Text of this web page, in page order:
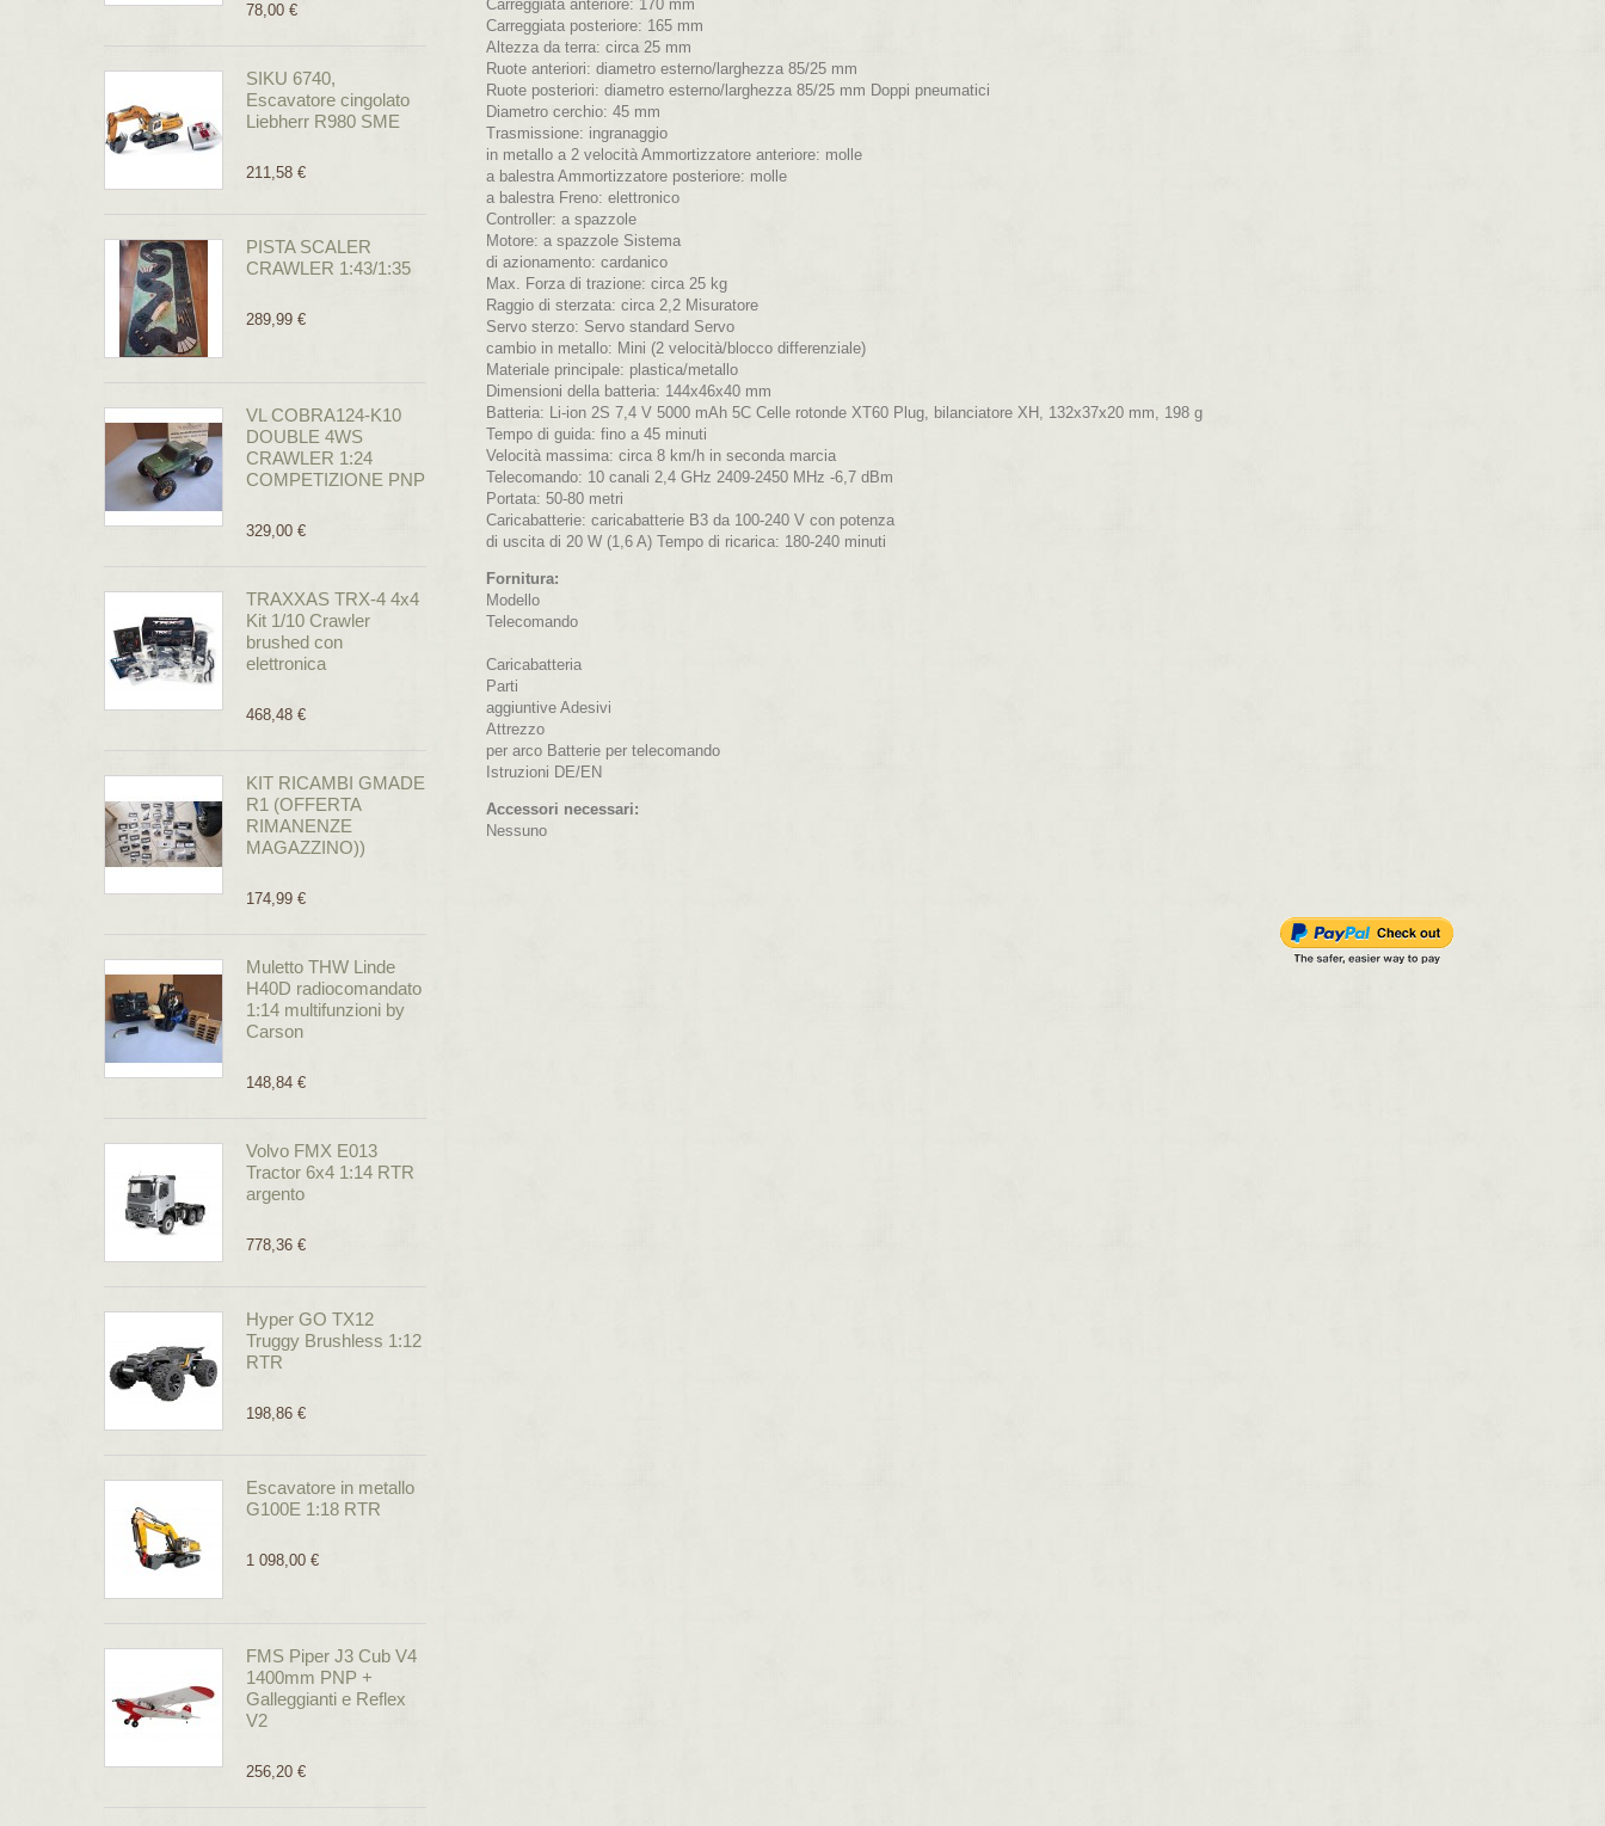
78,00 €
SIKU 6740,
Escavatore cingolato
Liebherr R980 SME
211,58 €
PISTA SCALER
CRAWLER 1:43/1:35
289,99 €
VL COBRA124-K10
DOUBLE 4WS
CRAWLER 1:24
COMPETIZIONE PNP
329,00 €
TRAXXAS TRX-4 4x4
Kit 1/10 Crawler
brushed con
elettronica
468,48 €
KIT RICAMBI GMADE
R1 (OFFERTA
RIMANENZE
MAGAZZINO))
174,99 €
Muletto THW Linde
H40D radiocomandato
1:14 multifunzioni by
Carson
148,84 €
Volvo FMX E013
Tractor 6x4 1:14 RTR
argento
778,36 €
Hyper GO TX12
Truggy Brushless 1:12
RTR
198,86 €
Escavatore in metallo
G100E 1:18 RTR
1 098,00 €
FMS Piper J3 Cub V4
1400mm PNP +
Galleggianti e Reflex
V2
256,20 €
Carreggiata anteriore: 170 mm
Carreggiata posteriore: 165 mm
Altezza da terra: circa 25 mm
Ruote anteriori: diametro esterno/larghezza 85/25 mm
Ruote posteriori: diametro esterno/larghezza 85/25 mm Doppi pneumatici
Diametro cerchio: 45 mm
Trasmissione: ingranaggio
in metallo a 2 velocità Ammortizzatore anteriore: molle
a balestra Ammortizzatore posteriore: molle
a balestra Freno: elettronico
Controller: a spazzole
Motore: a spazzole Sistema
di azionamento: cardanico
Max. Forza di trazione: circa 25 kg
Raggio di sterzata: circa 2,2 Misuratore
Servo sterzo: Servo standard Servo
cambio in metallo: Mini (2 velocità/blocco differenziale)
Materiale principale: plastica/metallo
Dimensioni della batteria: 144x46x40 mm
Batteria: Li-ion 2S 7,4 V 5000 mAh 5C Celle rotonde XT60 Plug, bilanciatore XH, 132x37x20 mm, 198 g
Tempo di guida: fino a 45 minuti
Velocità massima: circa 8 km/h in seconda marcia
Telecomando: 10 canali 2,4 GHz 2409-2450 MHz -6,7 dBm
Portata: 50-80 metri
Caricabatterie: caricabatterie B3 da 100-240 V con potenza
di uscita di 20 W (1,6 A) Tempo di ricarica: 180-240 minuti
Fornitura:
Modello
Telecomando
Caricabatteria
Parti
aggiuntive Adesivi
Attrezzo
per arco Batterie per telecomando
Istruzioni DE/EN
Accessori necessari:
Nessuno